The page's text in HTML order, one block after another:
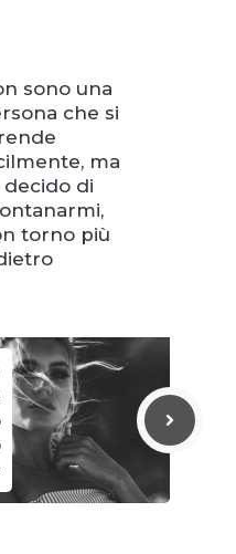
sono una
che si
ma
decido di
torno più